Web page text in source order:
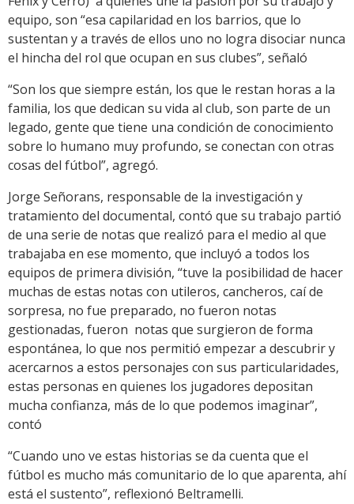
equipo, son “esa capilaridad en los barrios, que lo
sustentan y a través de ellos uno no logra disociar nunca
el hincha del rol que ocupan en sus clubes”, señaló
“Son los que siempre están, los que le restan horas a la
familia, los que dedican su vida al club, son parte de un
legado, gente que tiene una condición de conocimiento
sobre lo humano muy profundo, se conectan con otras
cosas del fútbol”, agregó.
Jorge Señorans, responsable de la investigación y
tratamiento del documental, contó que su trabajo partió
de una serie de notas que realizó para el medio al que
trabajaba en ese momento, que incluyó a todos los
equipos de primera división, “tuve la posibilidad de hacer
muchas de estas notas con utileros, cancheros, caí de
sorpresa, no fue preparado, no fueron notas
gestionadas, fueron notas que surgieron de forma
espontánea, lo que nos permitió empezar a descubrir y
acercarnos a estos personajes con sus particularidades,
estas personas en quienes los jugadores depositan
mucha confianza, más de lo que podemos imaginar”,
contó
“Cuando uno ve estas historias se da cuenta que el
fútbol es mucho más comunitario de lo que aparenta, ahí
está el sustento”, reflexionó Beltramelli.